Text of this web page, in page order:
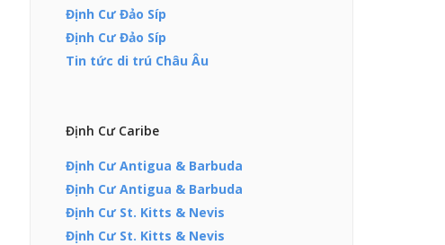
Định Cư Đảo Síp
Định Cư Đảo Síp
Tin tức di trú Châu Âu
Định Cư Caribe
Định Cư Antigua & Barbuda
Định Cư Antigua & Barbuda
Định Cư St. Kitts & Nevis
Định Cư St. Kitts & Nevis